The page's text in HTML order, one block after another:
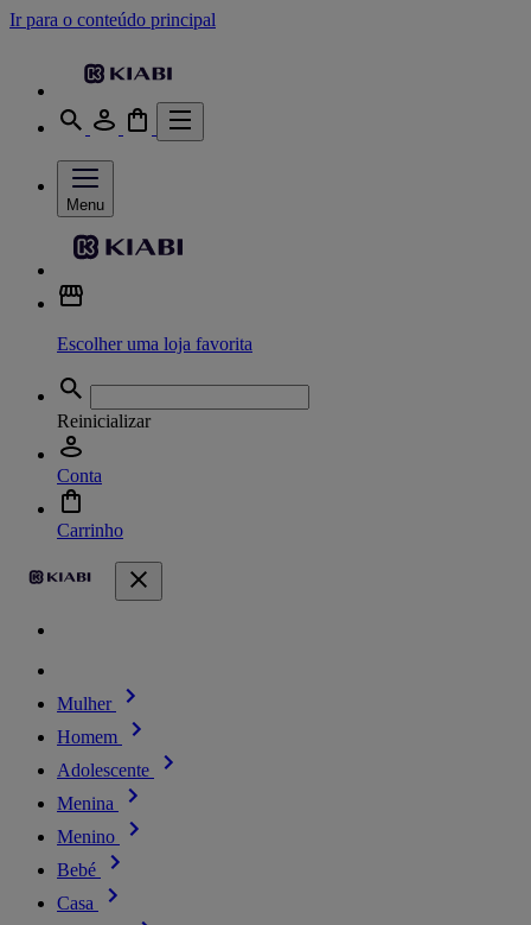
Ir para o conteúdo principal
Menu
Escolher uma loja favorita
Reinicializar
Conta
Carrinho
Mulher
Homem
Adolescente
Menina
Menino
Bebé
Casa